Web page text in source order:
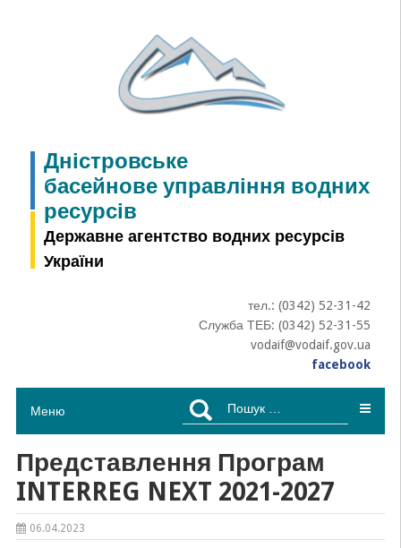
Дністровське
басейнове управління водних
ресурсів
Державне агентство водних ресурсів
України
тел.: (0342) 52-31-42
Служба ТЕБ: (0342) 52-31-55
vodaif@vodaif.gov.ua
facebook
Меню
Пошук:
Представлення Програм
INTERREG NEXT 2021-2027
06.04.2023